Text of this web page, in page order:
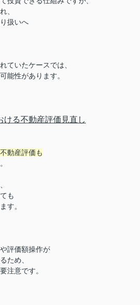
、
扱いへ
ていたケースでは、
能性があります。
ける不動産評価見直し
動産評価も
も
す。
評価額操作が
ため、
注意です。